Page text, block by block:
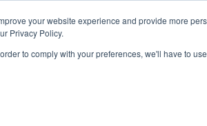
your website experience and provide more
Privacy Policy.
to comply with your preferences, we'll have to